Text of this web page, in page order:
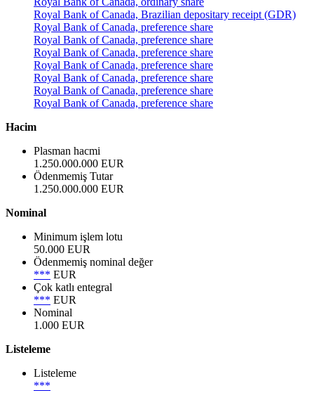
Royal Bank of Canada, Brazilian depositary receipt (GDR)
Royal Bank of Canada, preference share
Royal Bank of Canada, preference share
Royal Bank of Canada, preference share
Royal Bank of Canada, preference share
Royal Bank of Canada, preference share
Royal Bank of Canada, preference share
Royal Bank of Canada, preference share
Hacim
Plasman hacmi
1.250.000.000 EUR
Ödenmemiş Tutar
1.250.000.000 EUR
Nominal
Minimum işlem lotu
50.000 EUR
Ödenmemiş nominal değer
*** EUR
Çok katlı entegral
*** EUR
Nominal
1.000 EUR
Listeleme
Listeleme
***